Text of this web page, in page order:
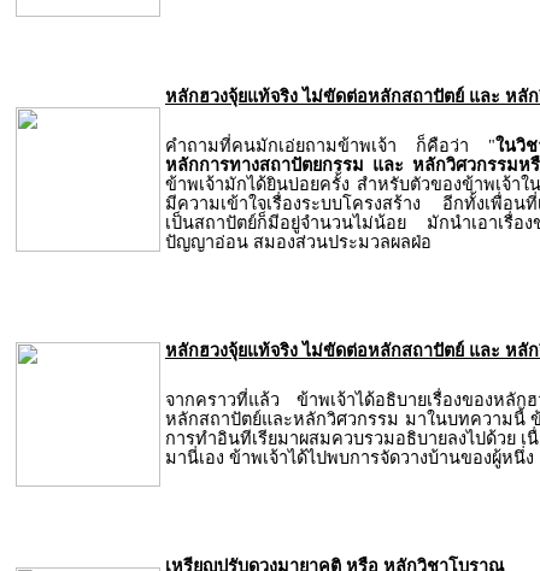
หลักฮวงจุ้ยแท้จริง ไม่ขัดต่อหลักสถาปัตย์ และ หลั
คำถามที่คนมักเอ่ยถามข้าพเจ้า ก็คือว่า "ในวิ
หลักการทางสถาปัตยกรรม และ หลักวิศวกรรมห
ข้าพเจ้ามักได้ยินบ่อยครั้ง สำหรับตัวของข้าพเจ้าใ
มีความเข้าใจเรื่องระบบโครงสร้าง อีกทั้งเพื่อน
เป็นสถาปัตย์ก็มีอยู่จำนวนไม่น้อย มักนำเอาเรื่อ
ปัญญาอ่อน สมองส่วนประมวลผลฝ่อ
หลักฮวงจุ้ยแท้จริง ไม่ขัดต่อหลักสถาปัตย์ และ หลั
จากคราวที่แล้ว ข้าพเจ้าได้อธิบายเรื่องของหลัก
หลักสถาปัตย์และหลักวิศวกรรม มาในบทความนี้ ข้
การทำอินทีเรียมาผสมควบรวมอธิบายลงไปด้วย เ
มานี่เอง ข้าพเจ้าได้ไปพบการจัดวางบ้านของผู้หนึ่ง
เหรียญปรับดวงมายาคติ หรือ หลักวิชาโบราณ